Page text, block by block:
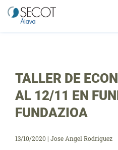
contenido
TALLER DE
AL 12/11 EN
FUNDAZIOA
13/10/2020 | Jose Angel Rodriguez